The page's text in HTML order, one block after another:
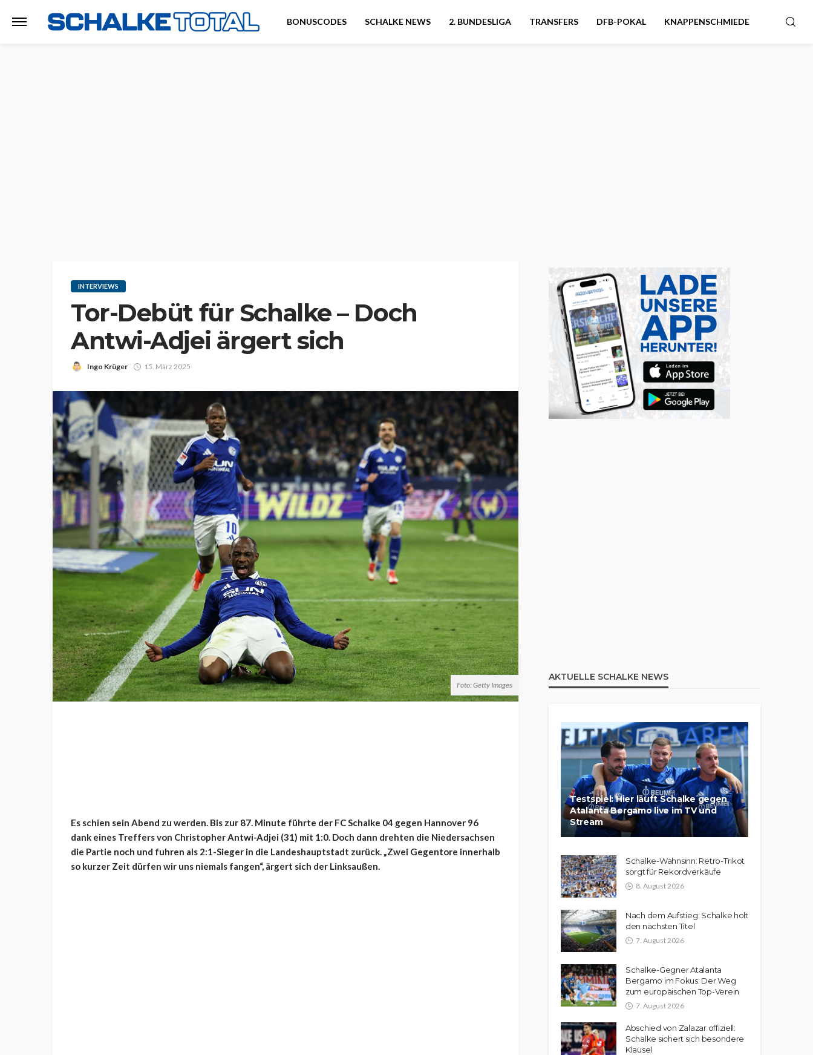
BONUSCODES SCHALKE NEWS 2. BUNDESLIGA TRANSFERS DFB-POKAL KNAPPENSCHMIEDE
INTERVIEWS
Tor-Debüt für Schalke – Doch
Antwi-Adjei ärgert sich
Ingo Krüger 15. März 2025
Foto: Getty Images
Es schien sein Abend zu werden. Bis zur 87. Minute führte der FC Schalke 04 gegen Hannover 96
dank eines Treffers von Christopher Antwi-Adjei (31) mit 1:0. Doch dann drehten die Niedersachsen
die Partie noch und fuhren als 2:1-Sieger in die Landeshauptstadt zurück. „Zwei Gegentore innerhalb
so kurzer Zeit dürfen wir uns niemals fangen“, ärgert sich der Linksaußen.
AKTUELLE SCHALKE NEWS
Testspiel: Hier läuft Schalke gegen
Atalanta Bergamo live im TV und
Stream
Schalke-Wahnsinn: Retro-Trikot
sorgt für Rekordverkäufe
8. August 2026
Nach dem Aufstieg: Schalke holt
den nächsten Titel
7. August 2026
Schalke-Gegner Atalanta
Bergamo im Fokus: Der Weg
zum europäischen Top-Verein
7. August 2026
Abschied von Zalazar offiziell:
Schalke sichert sich besondere
Klausel